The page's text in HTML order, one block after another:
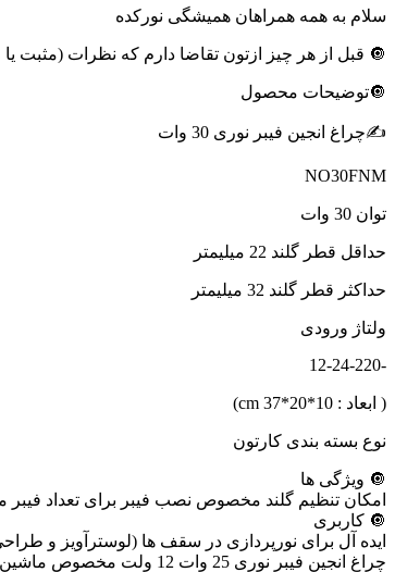
سلام به همه همراهان همیشگی نورکده
🔘 قبل از هر چیز ازتون تقاضا دارم که نظرات (مثبت
🔘توضیحات محصول
✍️چراغ انجین فیبر نوری 30 وات
NO30FNM
توان 30 وات
حداقل قطر گلند 22 میلیمتر
حداکثر قطر گلند 32 میلیمتر
ولتاژ ورودی
-12-24-220
( ابعاد : cm 37*20*10)
نوع بسته بندی کارتون
🔘 ویژگی ها
امکان تنظیم گلند مخصوص نصب فیبر برای تعداد فیبر
🔘 کاربری
ایده آل برای نورپردازی در سقف ها (لوسترآویز
چراغ انجین فیبر نوری 25 وات 12 ولت مخصوص ماشین